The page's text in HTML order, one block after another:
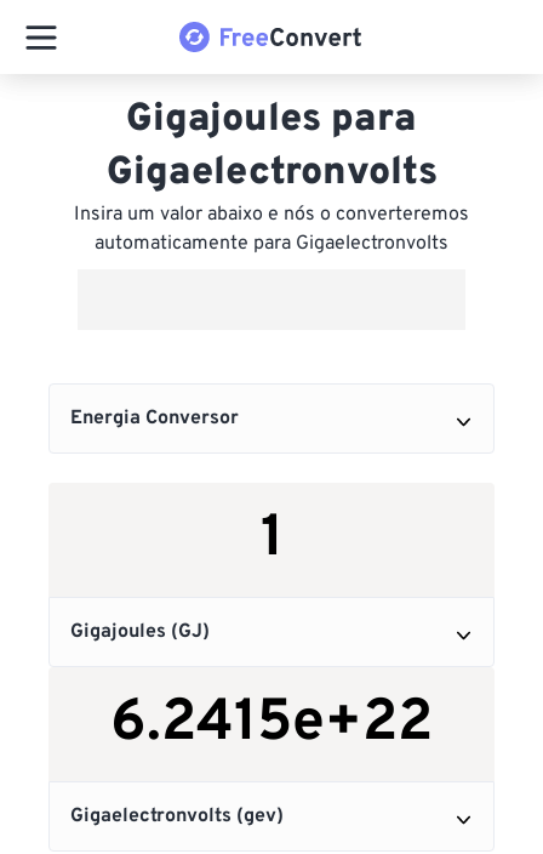
Gigajoules para
Gigaelectronvolts
Insira um valor abaixo e nós o converteremos
automaticamente para Gigaelectronvolts